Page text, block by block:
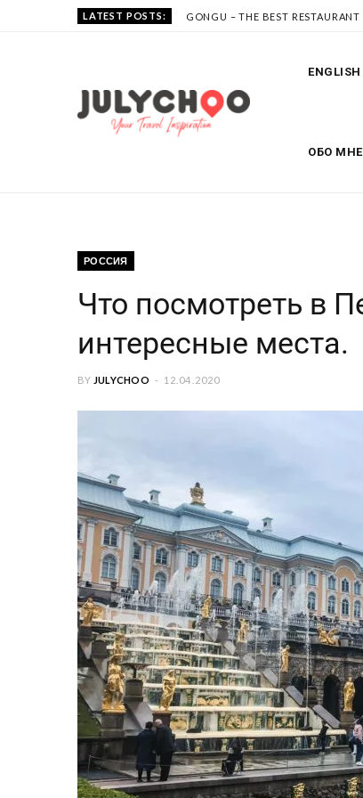
LATEST POSTS: GONGU – THE BEST
ENGLISH
ОБО МНЕ
РОССИЯ
Что посмотреть в
интересные места.
BY JULYCHOO 12.04.2020